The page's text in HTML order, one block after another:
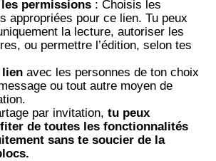
permissions : Choisis les
appropriées pour ce lien. Tu peux
la lecture, autoriser les
ou permettre l’édition, selon tes
lien avec les personnes de ton choix
ou tout autre moyen de
par invitation,tu peux
de toutes les fonctionnalités
sans te soucier de la